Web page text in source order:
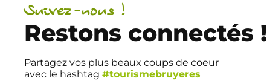
Suivez-nous !
Restons connectés !
Partagez vos plus beaux coups de coeur
avec le hashtag #tourismebruyeres